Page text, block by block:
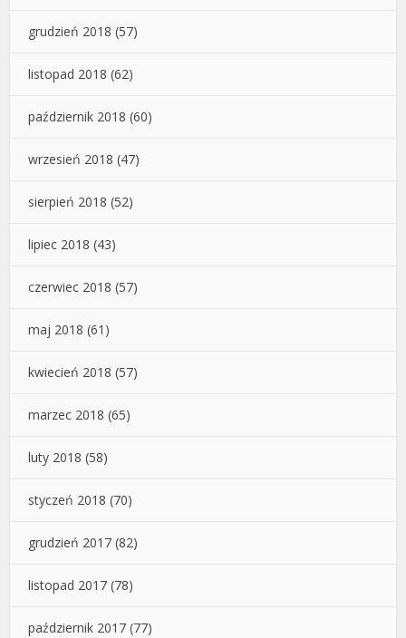
grudzień 2018 (57)
listopad 2018 (62)
październik 2018 (60)
wrzesień 2018 (47)
sierpień 2018 (52)
lipiec 2018 (43)
czerwiec 2018 (57)
maj 2018 (61)
kwiecień 2018 (57)
marzec 2018 (65)
luty 2018 (58)
styczeń 2018 (70)
grudzień 2017 (82)
listopad 2017 (78)
październik 2017 (77)